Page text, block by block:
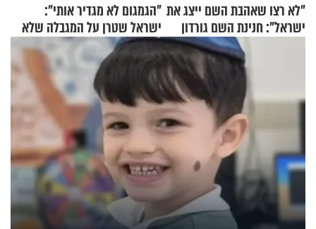
"לא רצו שאהבת השם ייצג את
ישראל": חנינת השם גורדון
בריאיון מעורר השראה
"הגמגום לא מגדיר אותי":
ישראל שטרן על המגבלה שלא
עוצרת אותו